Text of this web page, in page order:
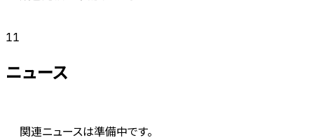
11
ニュース
関連ニュースは準備中です。